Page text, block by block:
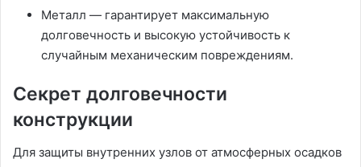
Металл — гарантирует максимальную
долговечность и высокую устойчивость к
случайным механическим повреждениям.
Секрет долговечности
конструкции
Для защиты внутренних узлов от атмосферных осадков